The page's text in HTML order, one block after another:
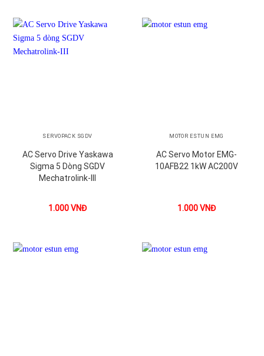
SERVOPACK SGDV
AC Servo Drive Yaskawa
Sigma 5 Dòng SGDV
Mechatrolink-III
1.000VNĐ
MOTOR ESTUN EMG
AC Servo Motor EMG-
10AFB22 1kW AC200V
1.000VNĐ